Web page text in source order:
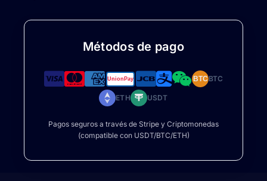
Métodos de pago
BTCBTC
ETH USDT
Pagos seguros a través de Stripe y Criptomonedas
(compatible con USDT/BTC/ETH)